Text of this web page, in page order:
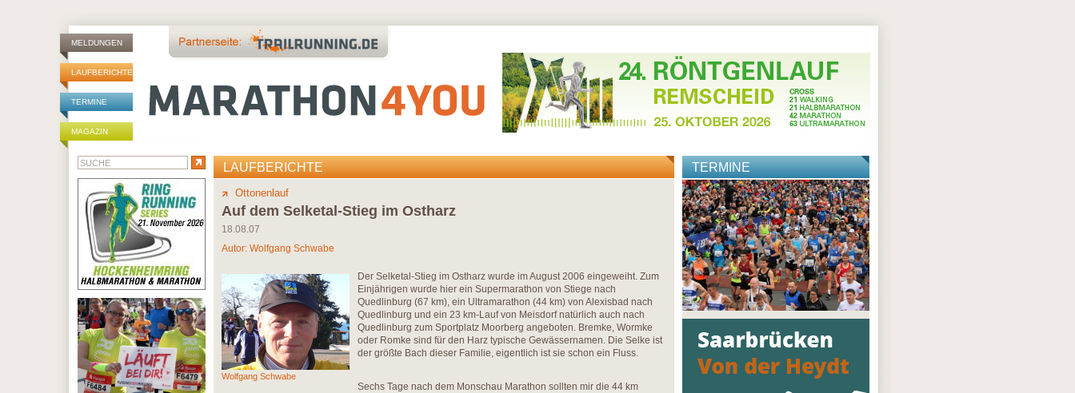
MELDUNGEN
LAUFBERICHTE
TERMINE
MAGAZIN
LAUFBERICHTE
Ottonenlauf
Auf dem Selketal-Stieg im Ostharz
18.08.07
Autor: Wolfgang Schwabe
Wolfgang Schwabe
Der Selketal-Stieg im Ostharz wurde im August 2006 eingeweiht. Zum
Einjährigen wurde hier ein Supermarathon von Stiege nach
Quedlinburg (67 km), ein Ultramarathon (44 km) von Alexisbad nach
Quedlinburg und ein 23 km-Lauf von Meisdorf natürlich auch nach
Quedlinburg zum Sportplatz Moorberg angeboten. Bremke, Wormke
oder Romke sind für den Harz typische Gewässernamen. Die Selke ist
der größte Bach dieser Familie, eigentlich ist sie schon ein Fluss.
Sechs Tage nach dem Monschau Marathon sollten mir die 44 km
TERMINE